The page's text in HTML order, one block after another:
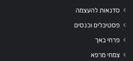
סדנאות להעצמה
פסטיבלים וכנסים
פרחי באך
צמחי מרפא